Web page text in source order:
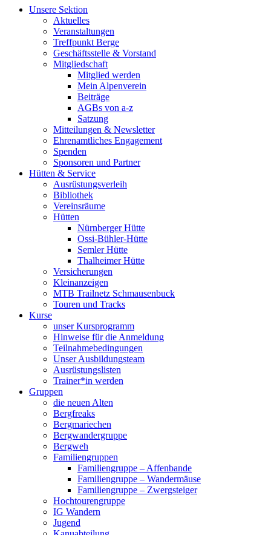
Unsere Sektion
Aktuelles
Veranstaltungen
Treffpunkt Berge
Geschäftsstelle & Vorstand
Mitgliedschaft
Mitglied werden
Mein Alpenverein
Beiträge
AGBs von a-z
Satzung
Mitteilungen & Newsletter
Ehrenamtliches Engagement
Spenden
Sponsoren und Partner
Hütten & Service
Ausrüstungsverleih
Bibliothek
Vereinsräume
Hütten
Nürnberger Hütte
Ossi-Bühler-Hütte
Semler Hütte
Thalheimer Hütte
Versicherungen
Kleinanzeigen
MTB Trailnetz Schmausenbuck
Touren und Tracks
Kurse
unser Kursprogramm
Hinweise für die Anmeldung
Teilnahmebedingungen
Unser Ausbildungsteam
Ausrüstungslisten
Trainer*in werden
Gruppen
die neuen Alten
Bergfreaks
Bergmariechen
Bergwandergruppe
Bergweh
Familiengruppen
Familiengruppe – Affenbande
Familiengruppe – Wandermäuse
Familiengruppe – Zwergsteiger
Hochtourengruppe
IG Wandern
Jugend